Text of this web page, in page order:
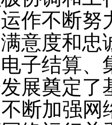
作不断努
意度和忠
电子结算
展奠定了
不断加强网